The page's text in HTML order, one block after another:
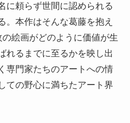
に頼らず世間に認められる
。本作はそんな葛藤を抱え
絵画がどのように価値が生
れるまでに至るかを映し出
専門家たちのアートへの情
ての野心に満ちたアート界